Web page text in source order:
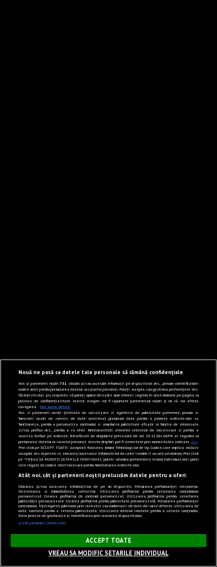
×
Nouă ne pasă ca datele tale personale să rămână confidențiale
Noi și partenerii noștri731 stocăm și/sau accesăm informații pe dispozitivul dvs., precum identificatorii
cookie unici pentru prelucrarea datelor cu caracter personal. Puteți accepta sau gestiona preferințele dvs.
făcând clic mai jos, respectiv vă puteți opune utilizării unui interes legitim în orice moment pe pagina cu
politica de confidențialitate. Aceste alegeri vor fi raportate partenerilor noștri și nu vă vor afecta
navigarea. Mai multe detalii
Noi si partenerii nostri (retelele de socializare si agentiile de publicitate partenere, precum si
furnizorii nostri de servicii de date analitice) prelucram date pentru a permite website-ului sa
functioneze, pentru a personaliza continutul si anunturile publicitare afisate in functie de interesele
si/sau profilul dvs., pentru a va oferi functionalitati aferente retelelor de socializare si pentru a
analiza traficul pe website. Beneficiati de drepturile prevazute de art. 15-22 din GDPR in legatura cu
prelucrarea datelor cu caracter personal. Aceste drepturi pot fi exercitate prin modalitatea indicata aici.
Prin click pe “ACCEPT TOATE”, acceptati folosirea tuturor Tehnologiilor de tip Cookie, care implica inclusiv
acceptul dvs. cu privire la stocarea/accesarea informatiilor de catre Vendor-ii cu care colaboram. Prin click
pe “VREAU SA MODIFIC SETARILE INDIVIDUAL” puteti schimba preferintele in mod individual, mai putin
cele legate de cookie strict necesare pentru functionarea website-ului.
Atât noi, cât și partenerii noștri prelucrăm datele pentru a oferi:
Stocarea și/sau accesarea informațiilor de pe un dispozitiv. Măsurarea performanței reclamelor.
Dezvoltarea și îmbunătățirea serviciilor. Utilizarea profilurilor pentru selectarea conținutului
personalizat. Crearea profilurilor de conținut personalizat. Utilizarea profilurilor pentru selectarea
publicității personalizate. Crearea profilurilor pentru publicitate personalizată. Măsurarea performanței
conținutului. Înțelegerea publicului prin statistici sau combinații de date din surse diferite. Utilizarea de
date limitate pentru a selecta publicitatea. Utilizarea datelor limitate pentru a selecta conținutul.
Date precise de geolocație și identificarea prin scanarea dispozitivului.
Listă parteneri (furnizori)
ACCEPT TOATE
VREAU SA MODIFIC SETARILE INDIVIDUAL